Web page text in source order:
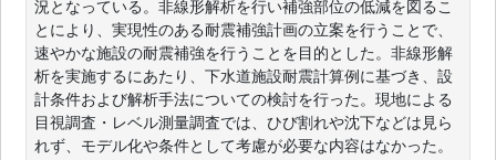
況となっている。非線形解析を行い補強部位の低減を図るこ
とにより、実現性のある耐震補強計画の立案を行うことで、
速やかな施設の耐震補強を行うことを目的とした。非線形解
析を実施するにあたり、下水道施設耐震計算例に基づき、設
計条件および解析手法についての検討を行った。現地による
目視調査・レベル測量調査では、ひび割れや沈下などは見ら
れず、モデル化や条件として考慮が必要な内容はなかった。